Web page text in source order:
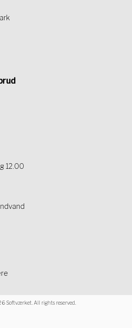
12.00
Softværket. All rights reserved.